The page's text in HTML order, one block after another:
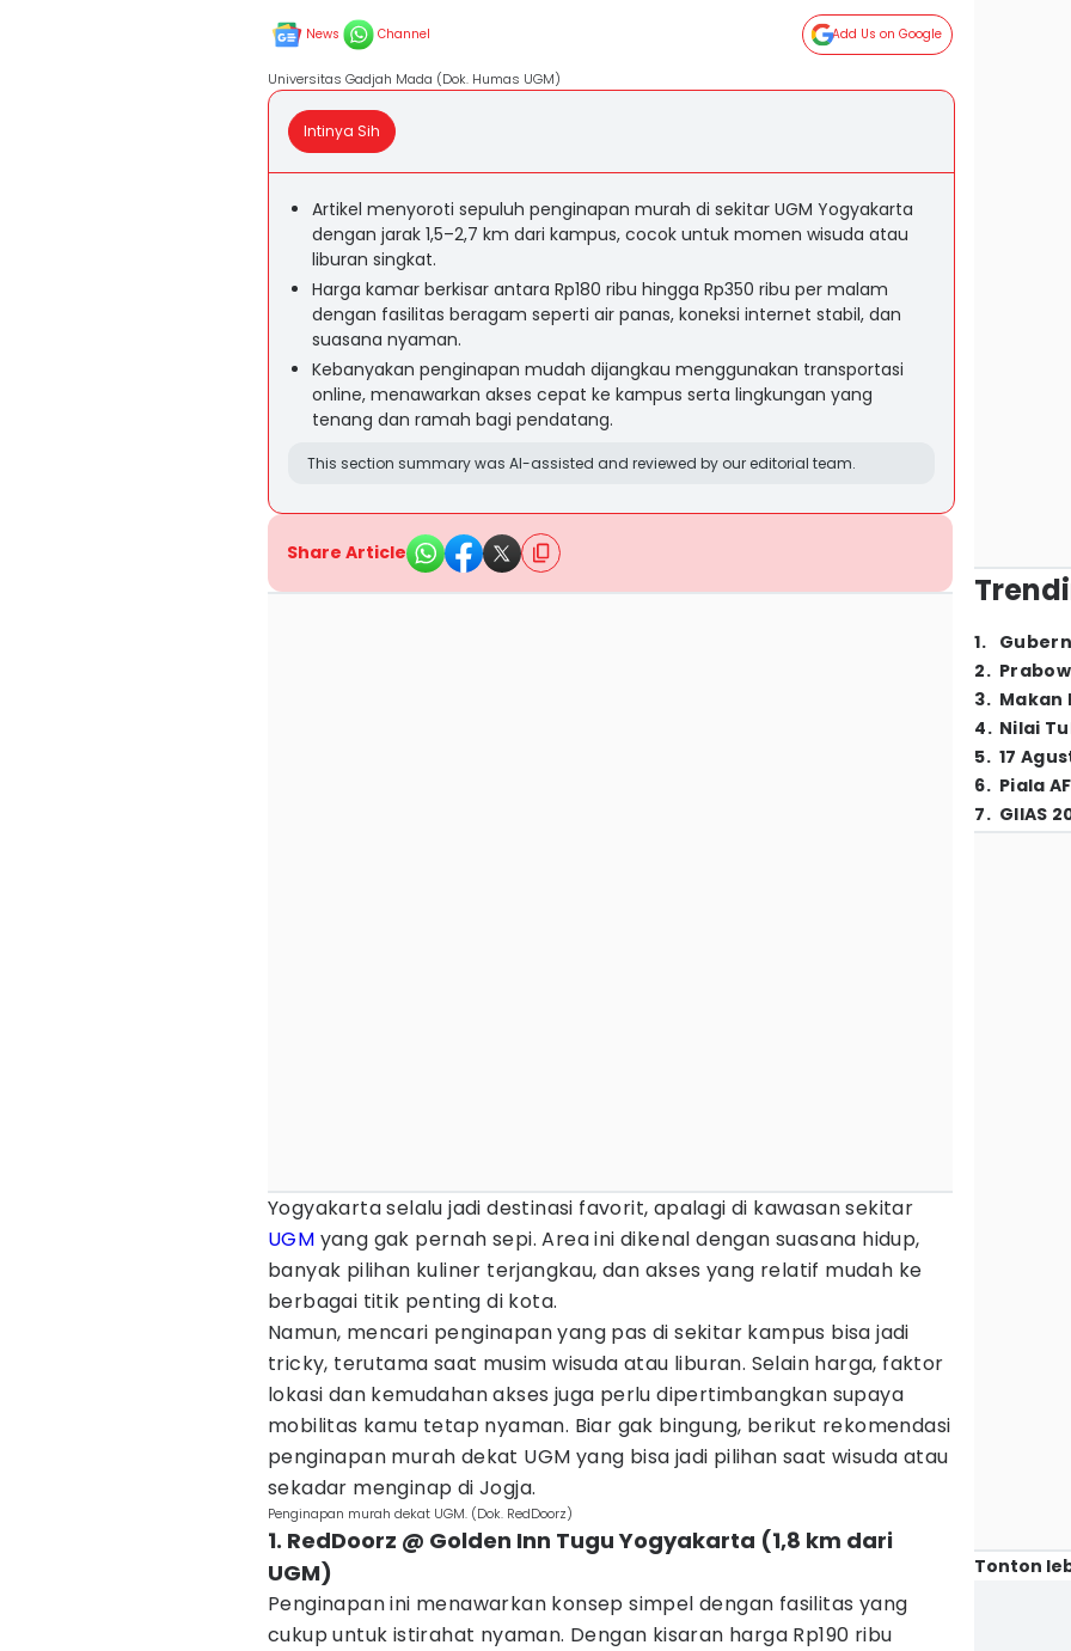
News Channel Add Us on Google
Universitas Gadjah Mada (Dok. Humas UGM)
Intinya Sih
Artikel menyoroti sepuluh penginapan murah di sekitar UGM Yogyakarta
dengan jarak 1,5–2,7 km dari kampus, cocok untuk momen wisuda atau
liburan singkat.
Harga kamar berkisar antara Rp180 ribu hingga Rp350 ribu per malam
dengan fasilitas beragam seperti air panas, koneksi internet stabil, dan
suasana nyaman.
Kebanyakan penginapan mudah dijangkau menggunakan transportasi
online, menawarkan akses cepat ke kampus serta lingkungan yang
tenang dan ramah bagi pendatang.
This section summary was AI-assisted and reviewed by our editorial team.
Share Article
Yogyakarta selalu jadi destinasi favorit, apalagi di kawasan sekitar
UGM yang gak pernah sepi. Area ini dikenal dengan suasana hidup,
banyak pilihan kuliner terjangkau, dan akses yang relatif mudah ke
berbagai titik penting di kota.
Namun, mencari penginapan yang pas di sekitar kampus bisa jadi
tricky, terutama saat musim wisuda atau liburan. Selain harga, faktor
lokasi dan kemudahan akses juga perlu dipertimbangkan supaya
mobilitas kamu tetap nyaman. Biar gak bingung, berikut rekomendasi
penginapan murah dekat UGM yang bisa jadi pilihan saat wisuda atau
sekadar menginap di Jogja.
Penginapan murah dekat UGM. (Dok. RedDoorz)
1. RedDoorz @ Golden Inn Tugu Yogyakarta (1,8 km dari
UGM)
Penginapan ini menawarkan konsep simpel dengan fasilitas yang
cukup untuk istirahat nyaman. Dengan kisaran harga Rp190 ribu
1.
2.
3. Makan
4. Nilai
5. 17
6. Piala
7. GIIAS
Tonton